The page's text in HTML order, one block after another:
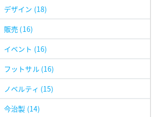
デザイン (18)
販売 (16)
イベント (16)
フットサル (16)
ノベルティ (15)
今治製 (14)